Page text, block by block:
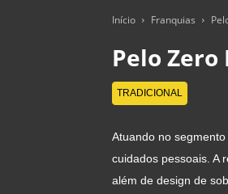
Início Franquias
Pelo Zero
TRADICIONAL
Atuando no
cuidados pessoais. A
além de design de